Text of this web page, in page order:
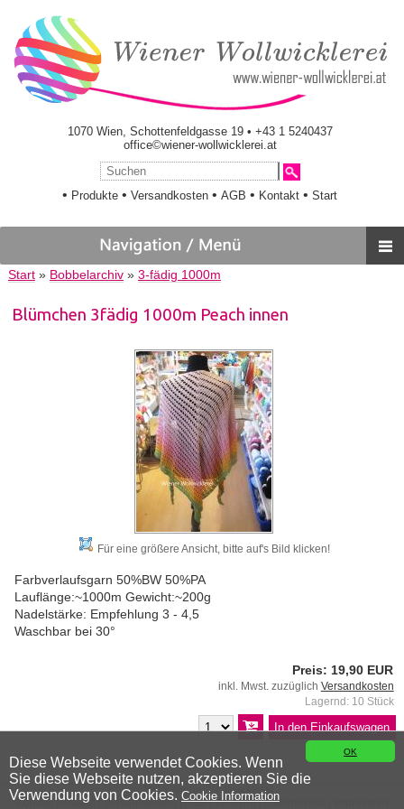
OK
Diese Webseite verwendet Cookies. Wenn
Sie diese Webseite nutzen, akzeptieren Sie die
Verwendung von Cookies. Cookie Information
1070 Wien, Schottenfeldgasse 19 • +43 1 5240437
office©wiener-wollwicklerei.at
• Produkte •Versandkosten •AGB • Kontakt •Start
Start» Bobbelarchiv» 3-fädig 1000m
Blümchen 3fädig 1000m Peach innen
Für eine größere Ansicht, bitte auf's Bild klicken!
Farbverlaufsgarn 50%BW 50%PA
Lauflänge:~1000m Gewicht:~200g
Nadelstärke: Empfehlung 3 - 4,5
Waschbar bei 30°
Preis: 19,90 EUR
inkl. Mwst. zuzüglich Versandkosten
Lagernd: 10 Stück
© 2026 Wiener Wollwicklerei
Kontakt |Anfahrt |Versandkosten |AGB|Widerruf|Datenschutz